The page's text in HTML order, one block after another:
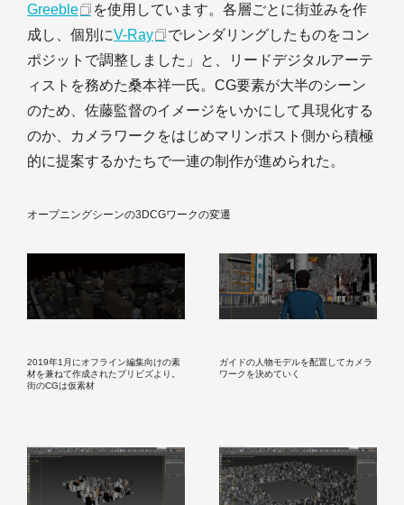
Greeble
を使用しています。各層ごとに街並みを作
成し、個別にV-Ray
でレンダリングしたものをコン
ポジットで調整しました」と、リードデジタルアーテ
ィストを務めた桑本祥一氏。CG要素が大半のシーン
のため、佐藤監督のイメージをいかにして具現化する
のか、カメラワークをはじめマリンポスト側から積極
的に提案するかたちで一連の制作が進められた。
オープニングシーンの3DCGワークの変遷
2019年1月にオフライン編集向けの素
材を兼ねて作成されたプリビズより。
街のCGは仮素材
ガイドの人物モデルを配置してカメラ
ワークを決めていく